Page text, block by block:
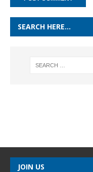
SEARCH HERE…
JOIN US